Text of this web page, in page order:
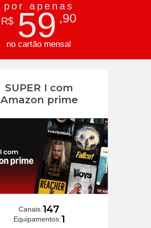
por apenas
R$ 59 ,90
no cartão mensal
SUPER I com
Amazon prime
Canais:147
Equipamentos:1